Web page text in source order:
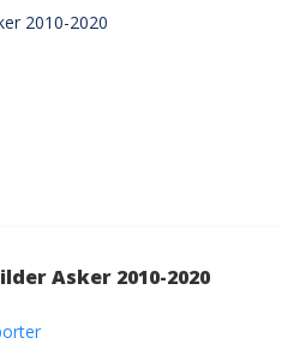
2010-­2020
Asker 2010-­2020